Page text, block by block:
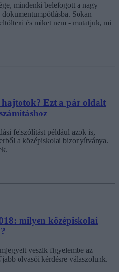
mindenki belefogott a nagy
Sokan
és miket nem - mutatjuk, mi
Ezt a pár oldalt
felszólítást például azok is,
a középiskolai bizonyítványa.
milyen középiskolai
veszik figyelembe az
olvasói kérdésre válaszolunk.